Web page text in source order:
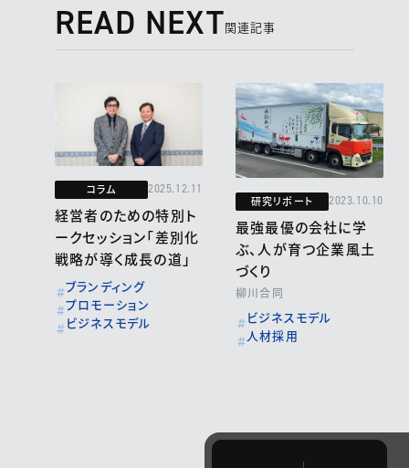
READ NEXT関連記事
コラム 2025.12.11
経営者のための特別ト
ークセッション「差別化
戦略が導く成長の道」
ブランディング
プロモーション
ビジネスモデル
研究リポート 2023.10.10
最強最優の会社に学
ぶ、人が育つ企業風土
づくり
柳川合同
ビジネスモデル
人材採用